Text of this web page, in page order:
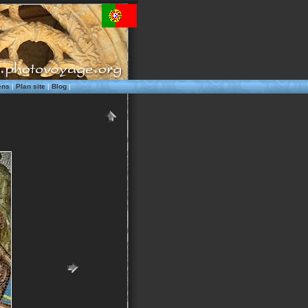
|Plan site|Blog|